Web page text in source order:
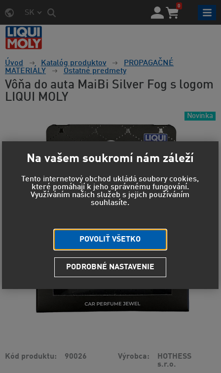
SK
0
Úvod Katalóg produktov
PROPAGAČNÉ
MATERIÁLY
Ostatné predmety
Vôňa do auta MaiBi Silver Fog s logom
LIQUI MOLY
Novinka
Kód produktu 90026 Výrobca
HOTHESS
s.r.o.
Na vašem soukromí nám záleží
Tento internetový obchod ukládá soubory cookies,
které pomáhají k jeho správnému fungování.
Využíváním našich služeb s jejich používáním
souhlasíte.
POVOLIŤ VŠETKO
PODROBNÉ NASTAVENIE